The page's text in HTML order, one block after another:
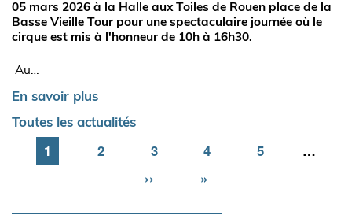
05 mars 2026 à la Halle aux Toiles de Rouen place de la
Basse Vieille Tour pour une spectaculaire journée où le
cirque est mis à l'honneur de 10h à 16h30.
Au…
En savoir plus
Toutes les actualités
Page
1 Page
2 Page
3 Page
4 Page
5
…
Page
››
Dernière
»